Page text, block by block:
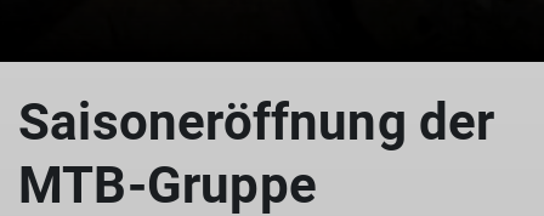
Saisoneröffnung der
MTB-Gruppe